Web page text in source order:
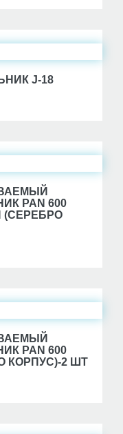
J-18
PAN 600
PAN 600
КОРПУС)-2 ШТ